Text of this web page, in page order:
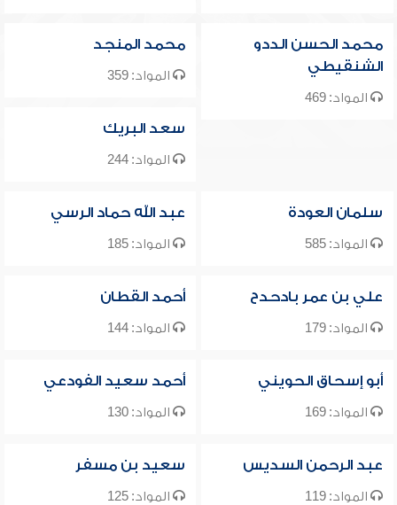
محمد الحسن الددو
الشنقيطي
المواد: 469
محمد المنجد
المواد: 359
سعد البريك
المواد: 244
سلمان العودة
المواد: 585
عبد الله حماد الرسي
المواد: 185
علي بن عمر بادحدح
المواد: 179
أحمد القطان
المواد: 144
أبو إسحاق الحويني
المواد: 169
أحمد سعيد الفودعي
المواد: 130
عبد الرحمن السديس
المواد: 119
سعيد بن مسفر
المواد: 125